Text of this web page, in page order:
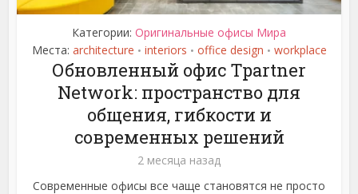
Категории: Оригинальные офисы Мира
Места: architecture • interiors • office design • workplace
Обновленный офис Tpartner
Network: пространство для
общения, гибкости и
современных решений
2 месяца назад
Современные офисы все чаще становятся не просто